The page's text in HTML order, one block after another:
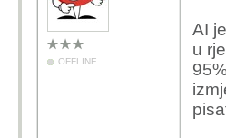
OFFLINE
AI
u